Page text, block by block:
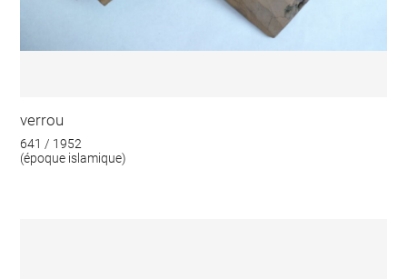
verrou
641 / 1952
(époque islamique)